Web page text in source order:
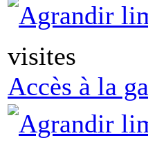
visites
Accès à la